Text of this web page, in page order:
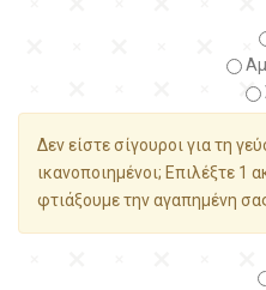
Δεν είστε σίγουροι για τη
ικανοποιημένοι; Επιλέξτε 1
φτιάξουμε την αγαπημένη